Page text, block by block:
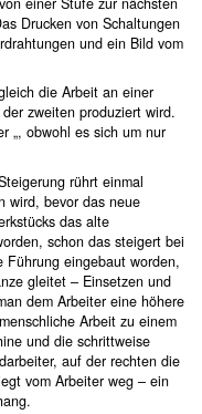
Drucken von Schaltungen
und ein Bild vom
die Arbeit an einer
zweiten produziert wird.
„, obwohl es sich um nur
rührt einmal
wird, bevor das neue
das alte
schon das steigert bei
eingebaut worden,
gleitet – Einsetzen und
dem Arbeiter eine höhere
Arbeit zu einem
und die schrittweise
auf der rechten die
vom Arbeiter weg – ein